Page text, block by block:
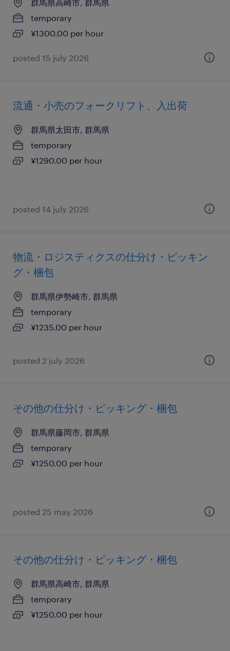
群馬県高崎市, 群馬県
temporary
¥1300.00 per hour
posted 15 july 2026
流通・小売のフォークリフト、入出荷
群馬県太田市, 群馬県
temporary
¥1290.00 per hour
posted 14 july 2026
物流・ロジスティクスの仕分け・ピッキン
グ・梱包
群馬県伊勢崎市, 群馬県
temporary
¥1235.00 per hour
posted 2 july 2026
その他の仕分け・ピッキング・梱包
群馬県藤岡市, 群馬県
temporary
¥1250.00 per hour
posted 25 may 2026
その他の仕分け・ピッキング・梱包
群馬県高崎市, 群馬県
temporary
¥1250.00 per hour